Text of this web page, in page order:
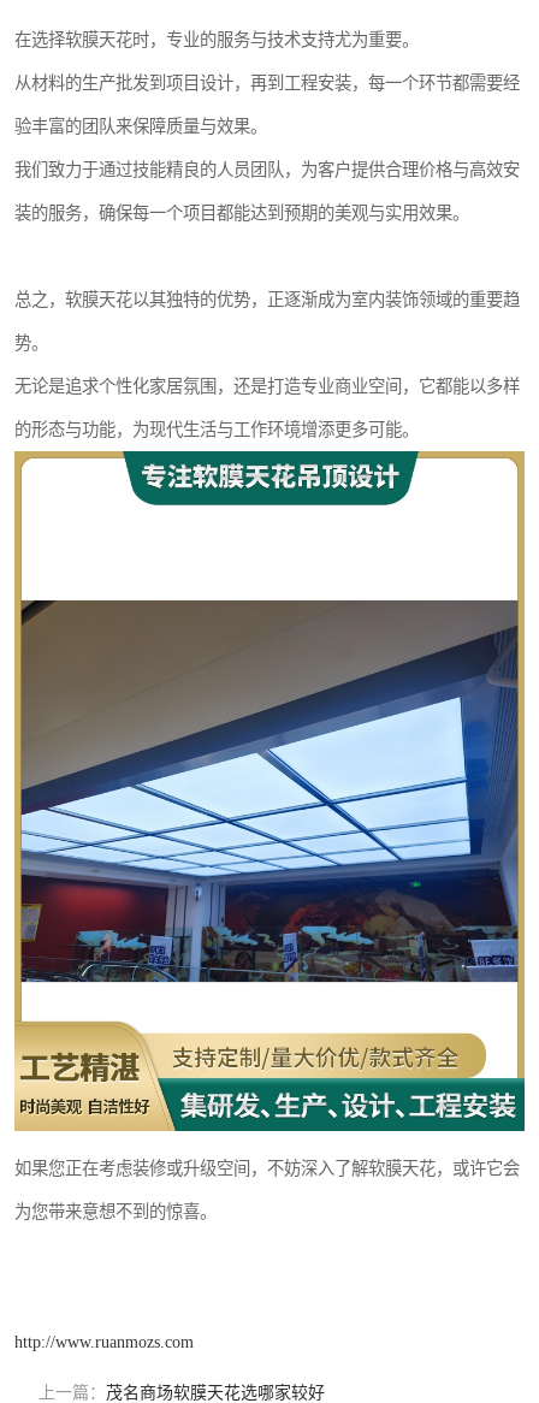
在选择软膜天花时，专业的服务与技术支持尤为重要。
从材料的生产批发到项目设计，再到工程安装，每一个环节都需要经
验丰富的团队来保障质量与效果。
我们致力于通过技能精良的人员团队，为客户提供合理价格与高效安
装的服务，确保每一个项目都能达到预期的美观与实用效果。
总之，软膜天花以其独特的优势，正逐渐成为室内装饰领域的重要趋
势。
无论是追求个性化家居氛围，还是打造专业商业空间，它都能以多样
的形态与功能，为现代生活与工作环境增添更多可能。
如果您正在考虑装修或升级空间，不妨深入了解软膜天花，或许它会
为您带来意想不到的惊喜。
http://www.ruanmozs.com
上一篇： 茂名商场软膜天花选哪家较好